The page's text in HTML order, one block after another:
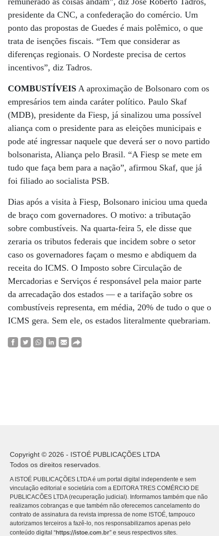
presidente da CNC, a confederação do comércio. Um
ponto das propostas de Guedes é mais polêmico, o que
trata de isenções fiscais. “Tem que considerar as
diferenças regionais. O Nordeste precisa de certos
incentivos”, diz Tadros.
COMBUSTÍVEIS A aproximação de Bolsonaro com os
empresários tem ainda caráter político. Paulo Skaf
(MDB), presidente da Fiesp, já sinalizou uma possível
aliança com o presidente para as eleições municipais e
pode até ingressar naquele que deverá ser o novo partido
bolsonarista, Aliança pelo Brasil. “A Fiesp se mete em
tudo que faça bem para a nação”, afirmou Skaf, que já
foi filiado ao socialista PSB.
Dias após a visita à Fiesp, Bolsonaro iniciou uma queda
de braço com governadores. O motivo: a tributação
sobre combustíveis. Na quarta-feira 5, ele disse que
zeraria os tributos federais que incidem sobre o setor
caso os governadores façam o mesmo e abdiquem da
receita do ICMS. O Imposto sobre Circulação de
Mercadorias e Serviços é responsável pela maior parte
da arrecadação dos estados — e a tarifação sobre os
combustíveis representa, em média, 20% de tudo o que o
ICMS gera. Sem ele, os estados literalmente quebrariam.
Copyright © 2026 - ISTOÉ PUBLICAÇÕES LTDA
Todos os direitos reservados.
A ISTOÉ PUBLICAÇÕES LTDA é um portal digital independente e sem
vinculação editorial e societária com a EDITORA TRES COMÉRCIO DE
PUBLICACÕES LTDA (recuperação judicial). Informamos também que não
realizamos cobranças e que também não oferecemos cancelamento do
contrato de assinatura da revista impressa de nome ISTOÉ, tampouco
autorizamos terceiros a fazê-lo, nos responsabilizamos apenas pelo
conteúdo digital “https://istoe.com.br” e seus respectivos sites.